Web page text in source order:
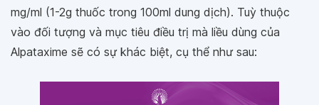
mg/ml (1-2g thuốc trong 100ml dung dịch). Tuỳ thuộc
vào đối tượng và mục tiêu điều trị mà liều dùng của
Alpataxime sẽ có sự khác biệt, cụ thể như sau: